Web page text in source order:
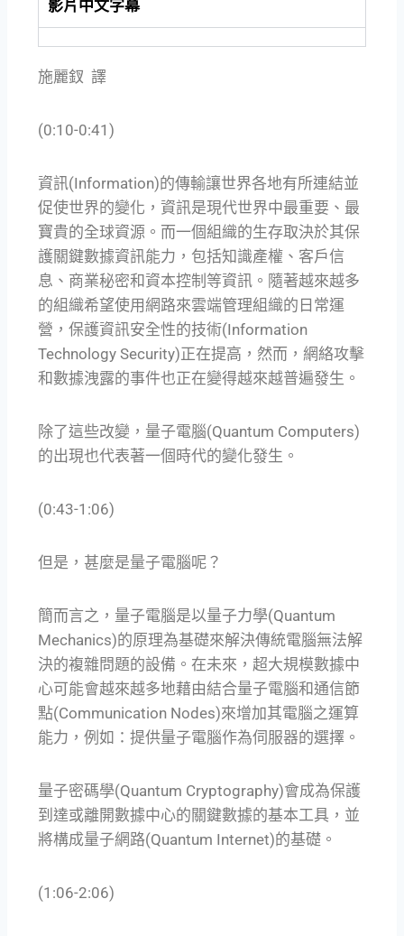
影片中文字幕
施麗釵 譯
(0:10-0:41)
資訊(Information)的傳輸讓世界各地有所連結並
促使世界的變化，資訊是現代世界中最重要、最
寶貴的全球資源。而一個組織的生存取決於其保
護關鍵數據資訊能力，包括知識產權、客戶信
息、商業秘密和資本控制等資訊。隨著越來越多
的組織希望使用網路來雲端管理組織的日常運
營，保護資訊安全性的技術(Information
Technology Security)正在提高，然而，網絡攻擊
和數據洩露的事件也正在變得越來越普遍發生。
除了這些改變，量子電腦(Quantum Computers)
的出現也代表著一個時代的變化發生。
(0:43-1:06)
但是，甚麼是量子電腦呢？
簡而言之，量子電腦是以量子力學(Quantum
Mechanics)的原理為基礎來解決傳統電腦無法解
決的複雜問題的設備。在未來，超大規模數據中
心可能會越來越多地藉由結合量子電腦和通信節
點(Communication Nodes)來增加其電腦之運算
能力，例如：提供量子電腦作為伺服器的選擇。
量子密碼學(Quantum Cryptography)會成為保護
到達或離開數據中心的關鍵數據的基本工具，並
將構成量子網路(Quantum Internet)的基礎。
(1:06-2:06)